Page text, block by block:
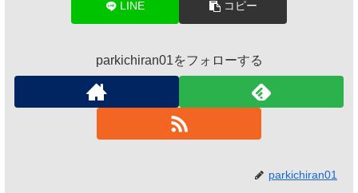
LINE コピー
parkichiran01をフォローする
parkichiran01